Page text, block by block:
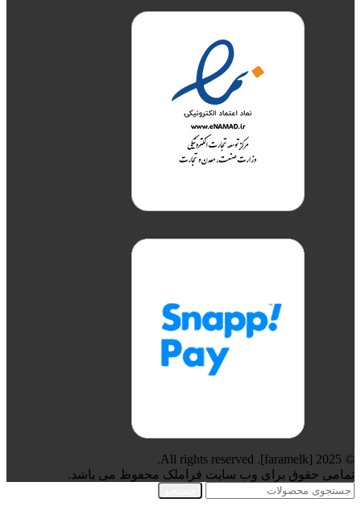
© 2025 [faramelk]. All rights reserved.
تمامی حقوق برای وب سایت فراملک محفوظ می باشد.